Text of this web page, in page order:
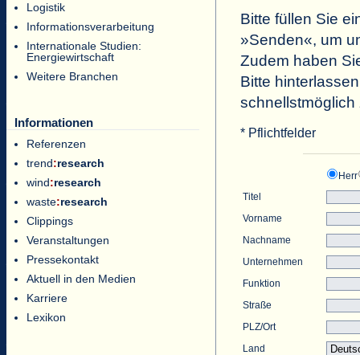
Logistik
Informationsverarbeitung
Internationale Studien:
Energiewirtschaft
Weitere Branchen
Informationen
Referenzen
trend:research
wind:research
waste:research
Clippings
Veranstaltungen
Pressekontakt
Aktuell in den Medien
Karriere
Lexikon
Bitte füllen Sie
»Senden«, um
Zudem haben
Bitte
schnellstmöglich
* Pflichtfelder
Herr
Titel
Vorname
Nachname
Unternehmen
Funktion
Straße
PLZ/Ort
Land